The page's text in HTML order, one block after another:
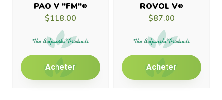
PAO V "FM"®
$118.00
Acheter
ROVOL V®
$87.00
Acheter